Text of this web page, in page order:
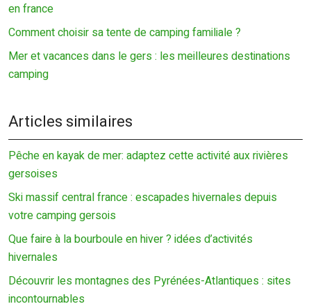
en france
Comment choisir sa tente de camping familiale ?
Mer et vacances dans le gers : les meilleures destinations
camping
Articles similaires
Pêche en kayak de mer: adaptez cette activité aux rivières
gersoises
Ski massif central france : escapades hivernales depuis
votre camping gersois
Que faire à la bourboule en hiver ? idées d’activités
hivernales
Découvrir les montagnes des Pyrénées-Atlantiques : sites
incontournables